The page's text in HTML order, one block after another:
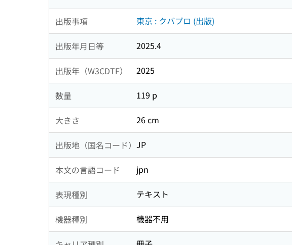
出版事項 東京 : クバプロ (出版)
出版年月日等 2025.4
出版年（W3CDTF） 2025
数量 119 p
大きさ 26 cm
出版地（国名コード） JP
本文の言語コード jpn
表現種別 テキスト
機器種別 機器不用